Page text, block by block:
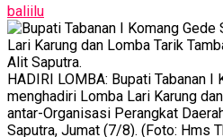
baliilu
HADIRI LOMBA: Bupati Tabanan I
menghadiri Lomba Lari Karung
antar-Organisasi Perangkat
Saputra, Jumat (7/8). (Foto: Hms